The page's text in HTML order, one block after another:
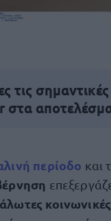
σημαντικές
στα
περίοδο και